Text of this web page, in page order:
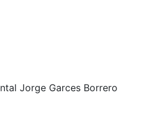
Jorge Garces Borrero